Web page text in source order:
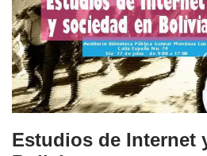
Estudios de Internet